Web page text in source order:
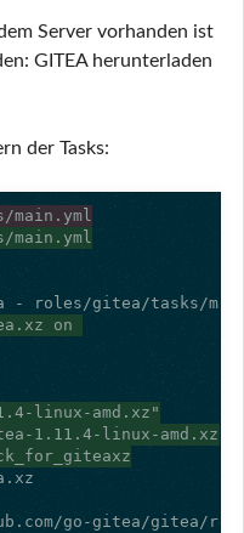
Server vorhanden ist
GITEA herunterladen
der Tasks:
main.yml
on
linux-amd.xz"
1.11.4-linux-amd.xz"